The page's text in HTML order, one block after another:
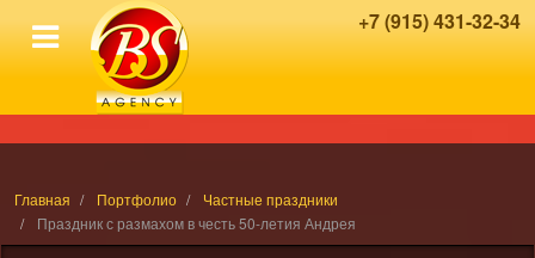
+7 (915) 431-32-34
Главная Портфолио
Частные праздники
Праздник с размахом в честь 50-летия Андрея